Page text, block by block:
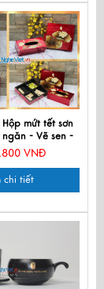
mứt tết sơn
- Vẽ sen -
Se-3
VNĐ
chi tiết